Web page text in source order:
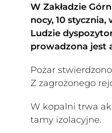
W Zakładzie
nocy, 10
Ludzie
prowadzona jest
Pożar
Z zagrożonego
W kopalni trwa
tamy izolacyjne.